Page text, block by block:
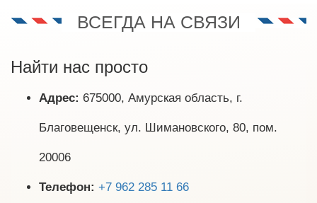
ВСЕГДА НА СВЯЗИ
Найти нас просто
Адрес: 675000, Амурская область, г.
Благовещенск, ул. Шимановского, 80, пом.
20006
Телефон: +7 962 285 11 66